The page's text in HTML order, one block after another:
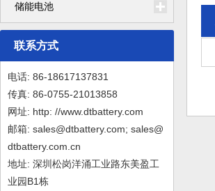
储能电池
联系方式
电话: 86-18617137831
传真: 86-0755-21013858
网址: http: //www.dtbattery.com
邮箱: sales@dtbattery.com; sales@
dtbattery.com.cn
地址: 深圳松岗洋涌工业路东美盈工
业园B1栋